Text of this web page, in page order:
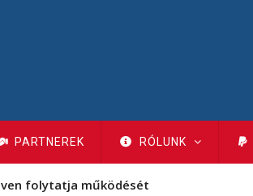
PARTNEREK RÓLUNK
folytatja működését